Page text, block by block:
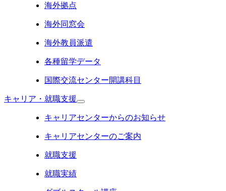
海外拠点
海外同窓会
海外教員派遣
各種留学データ
国際交流センター開講科目
キャリア・就職支援
キャリアセンターからのお知らせ
キャリアセンターのご案内
就職支援
就職実績